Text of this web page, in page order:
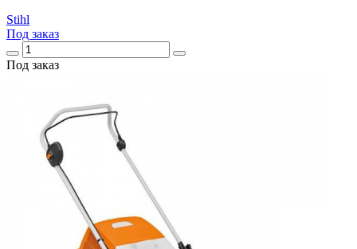
Stihl
Под заказ
Под заказ